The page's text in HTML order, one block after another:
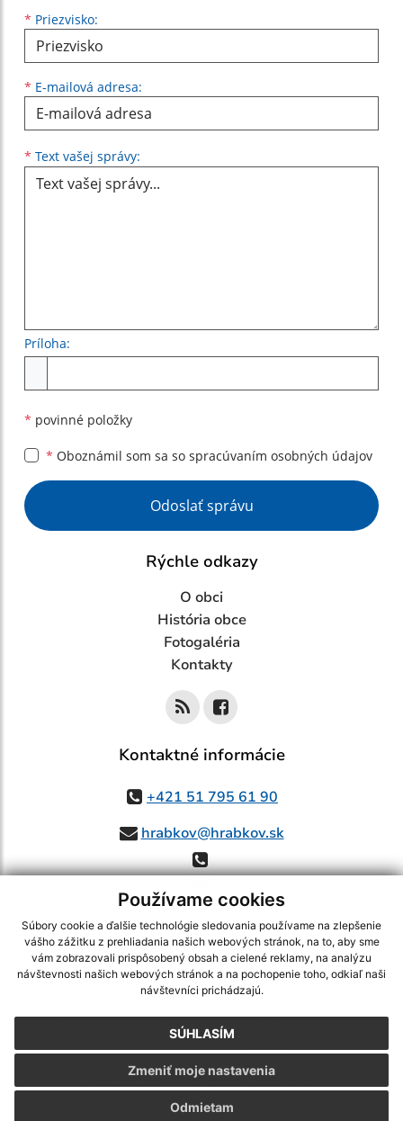
Používame cookies
Súbory cookie a ďalšie technológie sledovania používame na zlepšenie
vášho zážitku z prehliadania našich webových stránok, na to, aby sme
vám zobrazovali prispôsobený obsah a cielené reklamy, na analýzu
návštevnosti našich webových stránok a na pochopenie toho, odkiaľ naši
návštevníci prichádzajú.
SÚHLASÍM
Odmietam
Zmeniť moje nastavenia
* Priezvisko:
* E-mailová adresa:
* Text vašej správy:
Príloha:
* povinné položky
* Oboznámil som sa so spracúvaním osobných údajov
Google reCaptcha Response
Odoslať správu
Rýchle odkazy
O obci
História obce
Fotogaléria
Kontakty
Kontaktné informácie
+421 51 795 61 90
hrabkov@hrabkov.sk
využite možnosť získavania aktuálnych informácií s využitím RSS
CMS systém (redakčný) systém ECHELON 2,Mapa stránok,web portál
webex.digital, s.r.o.,domény,registrácia domény
Posledná aktualizácia:07.08.2026
Vytlačiť stránku|Vyhlásenie o prístupnosti